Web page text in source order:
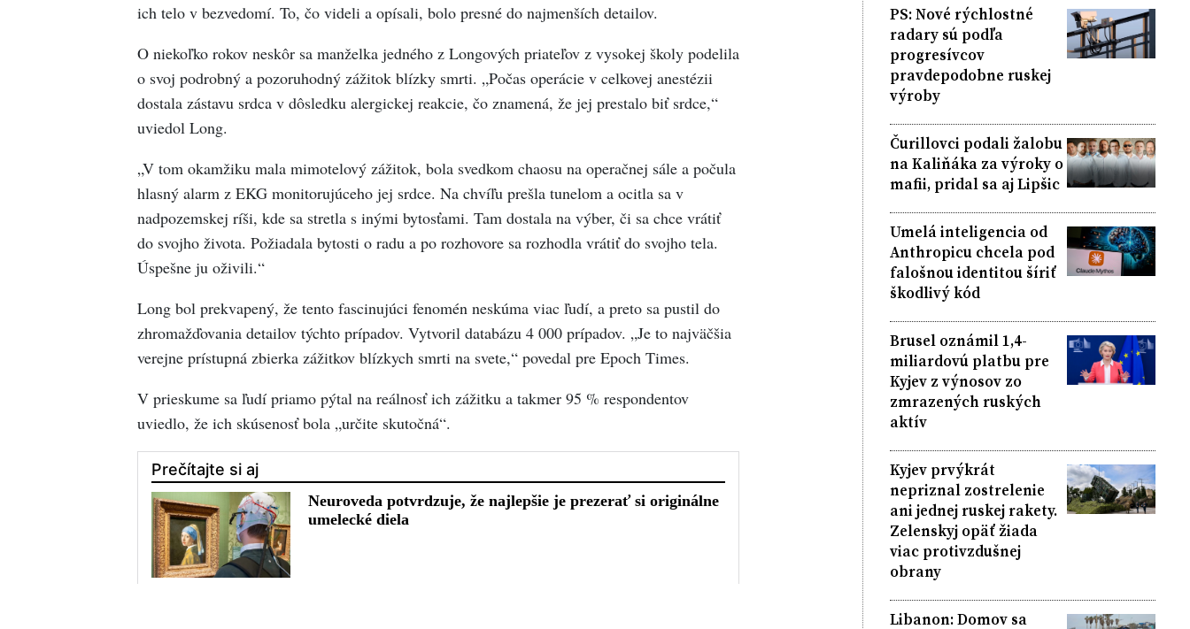
ich telo v bezvedomí. To, čo videli a opísali, bolo presné do najmenších detailov.
O niekoľko rokov neskôr sa manželka jedného z Longových priateľov z vysokej školy podelila
o svoj podrobný a pozoruhodný zážitok blízky smrti. „Počas operácie v celkovej anestézii
dostala zástavu srdca v dôsledku alergickej reakcie, čo znamená, že jej prestalo biť srdce,“
uviedol Long.
„V tom okamžiku mala mimotelový zážitok, bola svedkom chaosu na operačnej sále a počula
hlasný alarm z EKG monitorujúceho jej srdce. Na chvíľu prešla tunelom a ocitla sa v
nadpozemskej ríši, kde sa stretla s inými bytosťami. Tam dostala na výber, či sa chce vrátiť
do svojho života. Požiadala bytosti o radu a po rozhovore sa rozhodla vrátiť do svojho tela.
Úspešne ju oživili.“
Long bol prekvapený, že tento fascinujúci fenomén neskúma viac ľudí, a preto sa pustil do
zhromažďovania detailov týchto prípadov. Vytvoril databázu 4 000 prípadov. „Je to najväčšia
verejne prístupná zbierka zážitkov blízkych smrti na svete,“ povedal pre Epoch Times.
V prieskume sa ľudí priamo pýtal na reálnosť ich zážitku a takmer 95 % respondentov
uviedlo, že ich skúsenosť bola „určite skutočná“.
PS: Nové rýchlostné
radary sú podľa
progresívcov
pravdepodobne ruskej
výroby
Čurillovci podali žalobu
na Kaliňáka za výroky o
mafii, pridal sa aj Lipšic
Umelá inteligencia od
Anthropicu chcela pod
falošnou identitou šíriť
škodlivý kód
Brusel oznámil 1,4-
miliardovú platbu pre
Kyjev z výnosov zo
zmrazených ruských
aktív
Kyjev prvýkrát
nepriznal zostrelenie
ani jednej ruskej rakety.
Zelenskyj opäť žiada
viac protivzdušnej
obrany
Libanon: Domov sa